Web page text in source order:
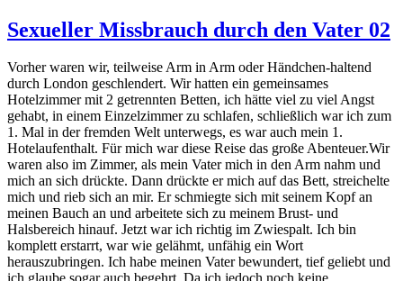
Sexueller Missbrauch durch den Vater 02
Vorher waren wir, teilweise Arm in Arm oder Händchen-haltend
durch London geschlendert. Wir hatten ein gemeinsames
Hotelzimmer mit 2 getrennten Betten, ich hätte viel zu viel Angst
gehabt, in einem Einzelzimmer zu schlafen, schließlich war ich zum
1. Mal in der fremden Welt unterwegs, es war auch mein 1.
Hotelaufenthalt. Für mich war diese Reise das große Abenteuer.Wir
waren also im Zimmer, als mein Vater mich in den Arm nahm und
mich an sich drückte. Dann drückte er mich auf das Bett, streichelte
mich und rieb sich an mir. Er schmiegte sich mit seinem Kopf an
meinen Bauch an und arbeitete sich zu meinem Brust- und
Halsbereich hinauf. Jetzt war ich richtig im Zwiespalt. Ich bin
komplett erstarrt, war wie gelähmt, unfähig ein Wort
herauszubringen. Ich habe meinen Vater bewundert, tief geliebt und